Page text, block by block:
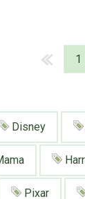
1
Disney
Pixar